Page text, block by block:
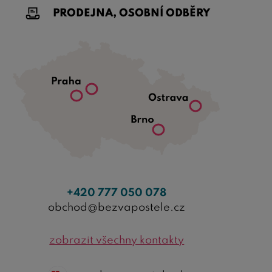
PRODEJNA, OSOBNÍ ODBĚRY
+420 777 050 078
obchod@bezvapostele.cz
zobrazit všechny kontakty